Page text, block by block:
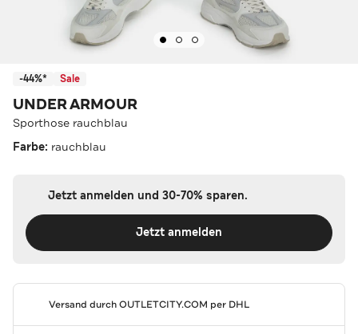
-44%* Sale
UNDER ARMOUR
Sporthose rauchblau
Farbe: rauchblau
Jetzt anmelden und 30-70% sparen.
Jetzt anmelden
Versand durchOUTLETCITY.COM per DHL